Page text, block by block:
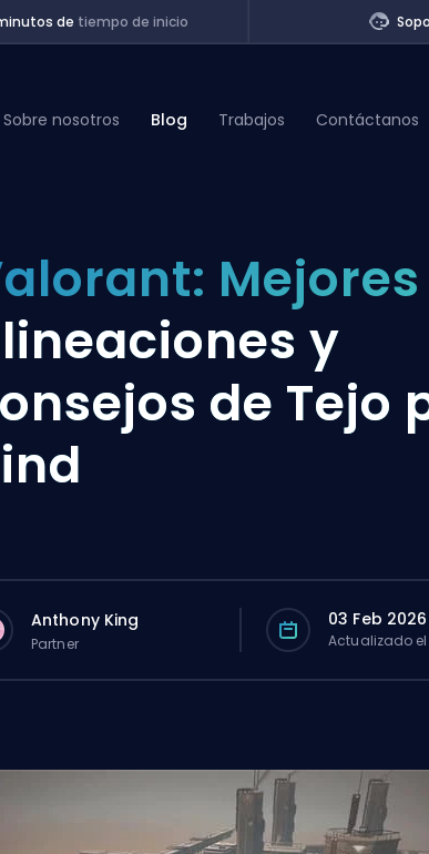
de tiempo de inicio
Sobre nosotros Blog Trabajos Contáctanos
Mejores
y
de Tejo
Anthony King
Partner
03 Feb 2026
Actualizado el